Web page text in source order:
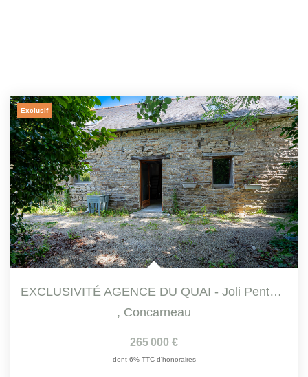
Exclusif
EXCLUSIVITÉ AGENCE DU QUAI - Joli Penty T3 Dans La Campagne...
, Concarneau
265 000 €
dont 6% TTC d'honoraires